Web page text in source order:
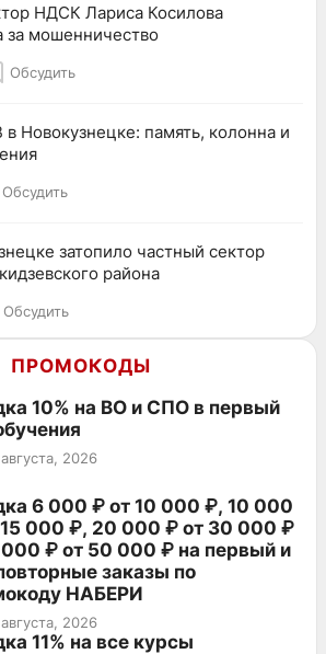
НДСК Лариса Косилова
за мошенничество
Обсудить
Новокузнецке: память, колонна и
Обсудить
затопило частный сектор
района
Обсудить
ПРОМОКОДЫ
10% на ВО и СПО в первый
2026
6 000 ₽ от 10 000 ₽, 10 000
000 ₽, 20 000 ₽ от 30 000 ₽
₽ от 50 000 ₽ на первый и
заказы по
НАБЕРИ
2026
11% на все курсы